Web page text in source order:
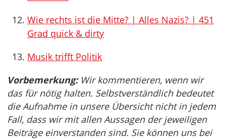
Wie rechts ist die Mitte? | Alles Nazis? | 451
Grad quick & dirty
Musik trifft Politik
Vorbemerkung:Wir kommentieren, wenn wir
das für nötig halten. Selbstverständlich bedeutet
die Aufnahme in unsere Übersicht nicht in jedem
Fall, dass wir mit allen Aussagen der jeweiligen
Beiträge einverstanden sind. Sie können uns bei